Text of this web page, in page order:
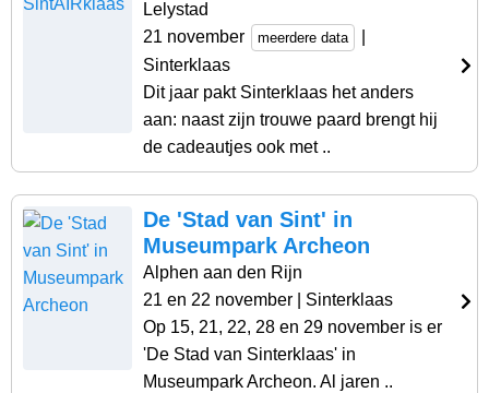
Lelystad
21 november
meerdere data
Sinterklaas
Dit jaar pakt Sinterklaas het anders
aan: naast zijn trouwe paard brengt hij
de cadeautjes ook met ..
De 'Stad van Sint' in
Museumpark Archeon
Alphen aan den Rijn
21 en 22 november | Sinterklaas
Op 15, 21, 22, 28 en 29 november is er
'De Stad van Sinterklaas' in
Museumpark Archeon. Al jaren ..